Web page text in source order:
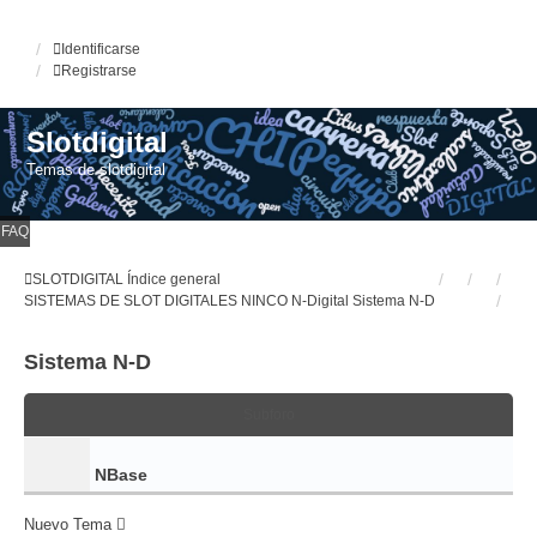
Identificarse
Registrarse
Slotdigital
Temas de slotdigital
FAQ
SLOTDIGITAL Índice general
SISTEMAS DE SLOT DIGITALES NINCO N-Digital Sistema N-D
Sistema N-D
NBase
Nuevo Tema